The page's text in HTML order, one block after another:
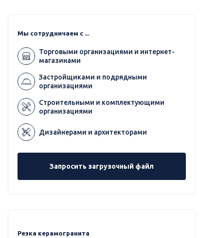
Мы сотрудничаем с ...
Торговыми организациями и интернет-
магазинами
Застройщиками и подрядными
организациями
Строительными и комплектующими
организациями
Дизайнерами и архитекторами
Запросить загрузочный файл
Резка керамогранита